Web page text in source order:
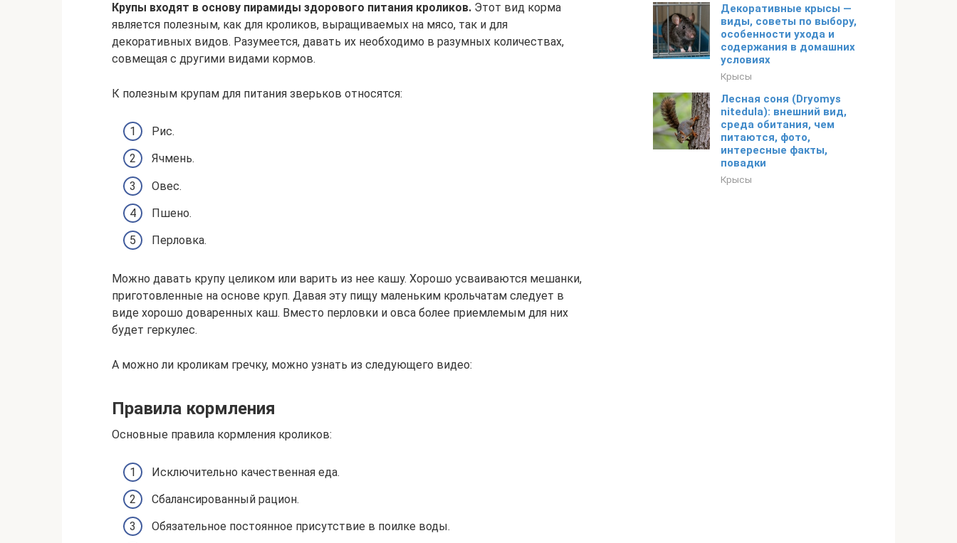
Крупы входят в основу пирамиды здорового питания кроликов. Этот вид корма
является полезным, как для кроликов, выращиваемых на мясо, так и для
декоративных видов. Разумеется, давать их необходимо в разумных количествах,
совмещая с другими видами кормов.
К полезным крупам для питания зверьков относятся:
Рис.
Ячмень.
Овес.
Пшено.
Перловка.
Можно давать крупу целиком или варить из нее кашу. Хорошо усваиваются мешанки,
приготовленные на основе круп. Давая эту пищу маленьким крольчатам следует в
виде хорошо доваренных каш. Вместо перловки и овса более приемлемым для них
будет геркулес.
А можно ли кроликам гречку, можно узнать из следующего видео:
Правила кормления
Основные правила кормления кроликов:
Исключительно качественная еда.
Сбалансированный рацион.
Обязательное постоянное присутствие в поилке воды.
Декоративные крысы —
виды, советы по выбору,
особенности ухода и
содержания в домашних
условиях
Крысы
Лесная соня (Dryomys
nitedula): внешний вид,
среда обитания, чем
питаются, фото,
интересные факты,
повадки
Крысы